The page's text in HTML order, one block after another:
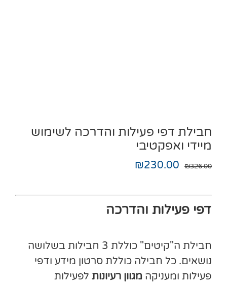
חבילת דפי פעילות והדרכה לשימוש
מיידי ואפקטיבי
₪326.00
₪230.00
דפי פעילות והדרכה
חבילת ה"קיטים" כוללת 3 חבילות בשלושה
נושאים. כל חבילה כוללת סרטון מידע ודפי
פעילות ומעניקה מגוון רעיונות לפעילות